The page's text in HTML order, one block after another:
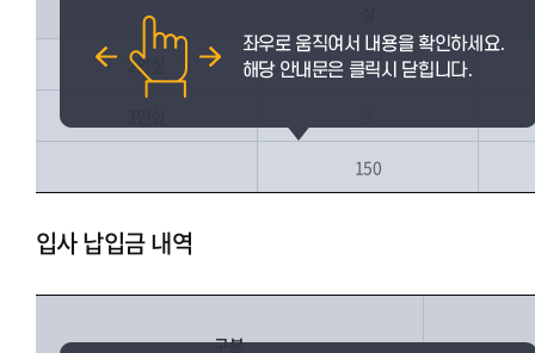
2인실 147
150
입사 납입금 내역
구분